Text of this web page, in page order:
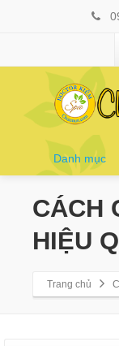
Danh mục
CÁCH
HIỆU
Trang chủ